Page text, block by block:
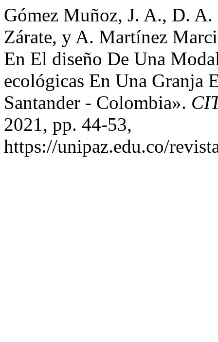
Gómez Muñoz, J. A., D.
Zárate, y A. Martínez
En El diseño De Una
ecológicas En Una Granja
Santander - Colombia».
2021, pp. 44-53,
https://unipaz.edu.co/